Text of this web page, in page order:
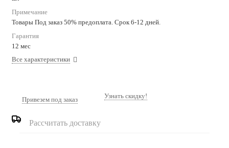
Примечание
Товары Под заказ 50% предоплата. Срок 6-12 дней.
Гарантия
12 мес
Все характеристики
Привезем под заказ Узнать скидку!
Рассчитать доставку